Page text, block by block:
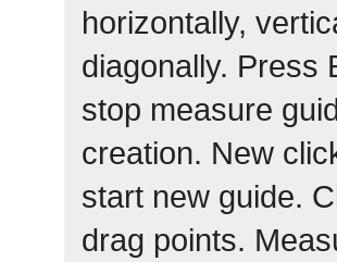
horizontally,
diagonally. Press
stop measure
creation. New
start new guide.
drag points.